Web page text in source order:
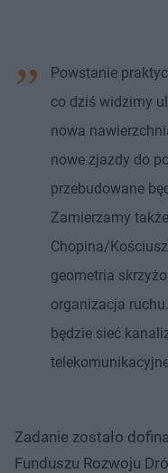
Powstanie
co dziś widzimy
nowa
nowe zjazdy do
przebudowane
Zamierzamy
Chopina/
geometria
organizacja
będzie sieć
Zadanie zostało
Funduszu Rozwoju